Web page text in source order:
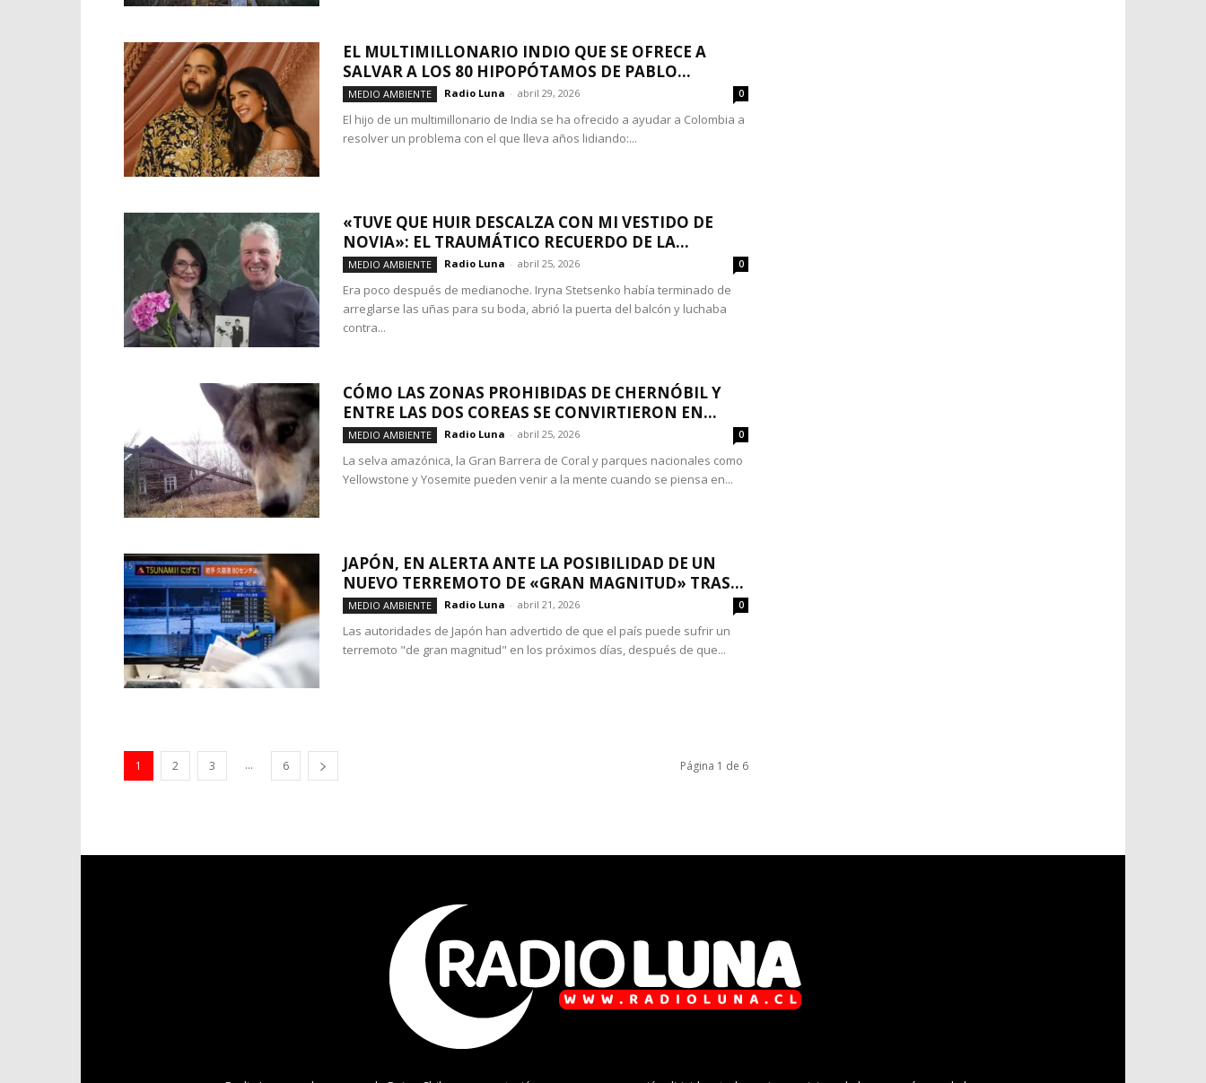
EL MULTIMILLONARIO INDIO QUE SE OFRECE A
SALVAR A LOS 80 HIPOPÓTAMOS DE PABLO...
MEDIO AMBIENTE Radio Luna - abril 29, 2026 0
El hijo de un multimillonario de India se ha ofrecido a ayudar a Colombia a
resolver un problema con el que lleva años lidiando:...
«TUVE QUE HUIR DESCALZA CON MI VESTIDO DE
NOVIA»: EL TRAUMÁTICO RECUERDO DE LA...
MEDIO AMBIENTE Radio Luna - abril 25, 2026 0
Era poco después de medianoche. Iryna Stetsenko había terminado de
arreglarse las uñas para su boda, abrió la puerta del balcón y luchaba
contra...
CÓMO LAS ZONAS PROHIBIDAS DE CHERNÓBIL Y
ENTRE LAS DOS COREAS SE CONVIRTIERON EN...
MEDIO AMBIENTE Radio Luna - abril 25, 2026 0
La selva amazónica, la Gran Barrera de Coral y parques nacionales como
Yellowstone y Yosemite pueden venir a la mente cuando se piensa en...
JAPÓN, EN ALERTA ANTE LA POSIBILIDAD DE UN
NUEVO TERREMOTO DE «GRAN MAGNITUD» TRAS...
MEDIO AMBIENTE Radio Luna - abril 21, 2026 0
Las autoridades de Japón han advertido de que el país puede sufrir un
terremoto "de gran magnitud" en los próximos días, después de que...
1 2 3 ... 6 Página 1 de 6